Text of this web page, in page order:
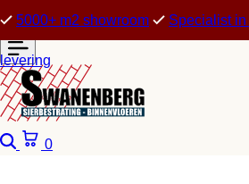
5000+ m2 showroom Specialist
levering
Zoeken
0